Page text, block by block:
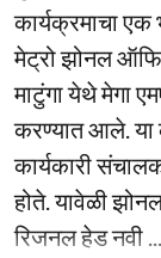
कार्यक्रमाचा
मेट्रो झोनल
माटुंगा येथे मेगा
करण्यात आले. या
कार्यकारी
होते. यावेळी
रिजनल हेड नवी ...